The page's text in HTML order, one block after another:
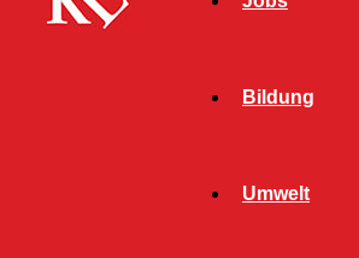
Bildung
Umwelt